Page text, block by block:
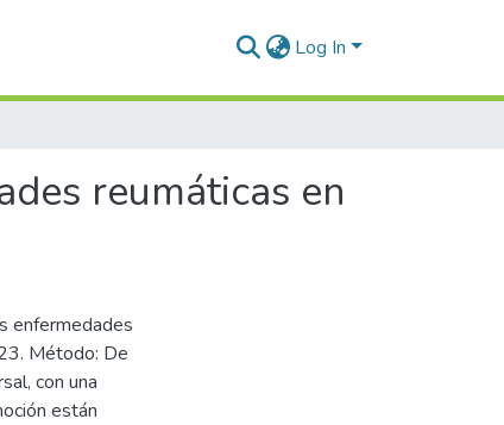
Log In
reumáticas en
enfermedades
Método: De
con una
están